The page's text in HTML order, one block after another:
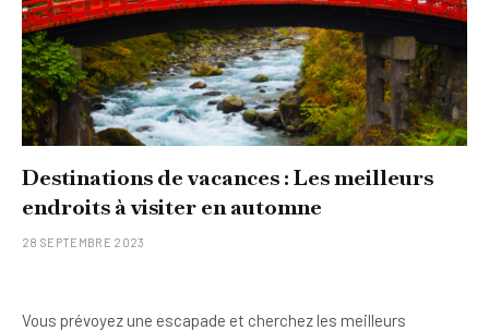
Destinations de vacances : Les meilleurs
endroits à visiter en automne
28 SEPTEMBRE 2023
Vous prévoyez une escapade et cherchez les meilleurs